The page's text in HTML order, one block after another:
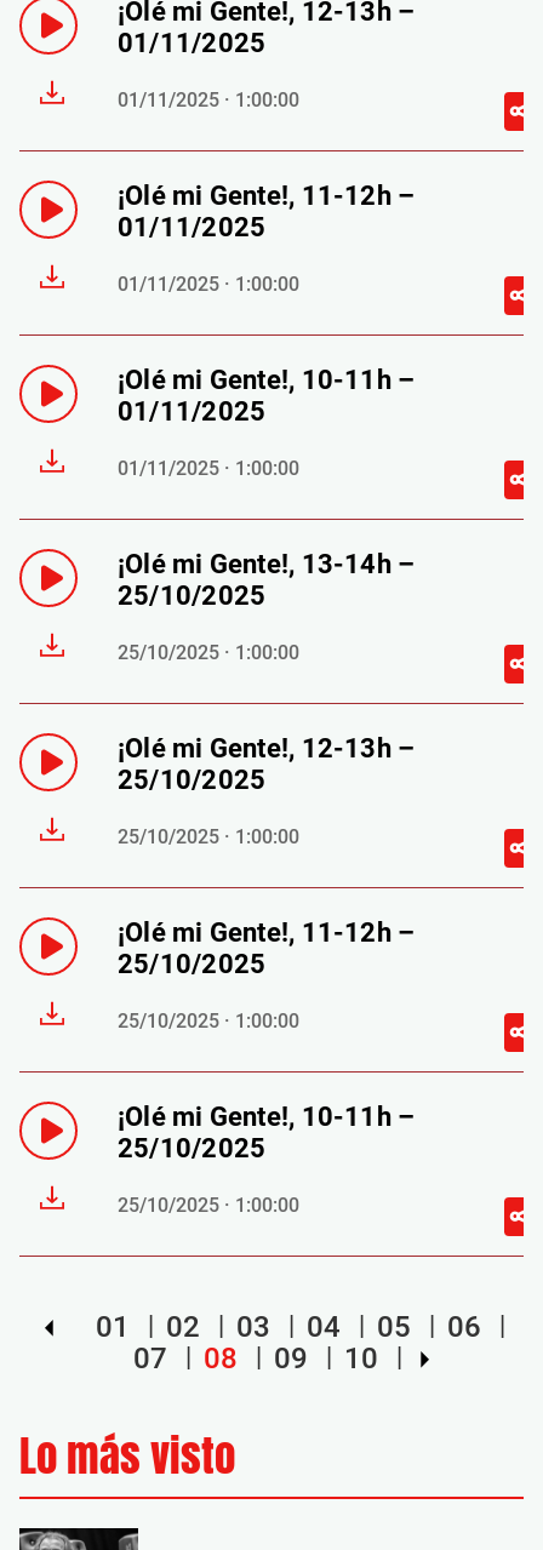
¡Olé mi Gente!, 12-13h –
01/11/2025
01/11/2025 · 1:00:00
¡Olé mi Gente!, 11-12h –
01/11/2025
01/11/2025 · 1:00:00
¡Olé mi Gente!, 10-11h –
01/11/2025
01/11/2025 · 1:00:00
¡Olé mi Gente!, 13-14h –
25/10/2025
25/10/2025 · 1:00:00
¡Olé mi Gente!, 12-13h –
25/10/2025
25/10/2025 · 1:00:00
¡Olé mi Gente!, 11-12h –
25/10/2025
25/10/2025 · 1:00:00
¡Olé mi Gente!, 10-11h –
25/10/2025
25/10/2025 · 1:00:00
01 02 03 04 05
06
07
08 09 10
Lo más visto